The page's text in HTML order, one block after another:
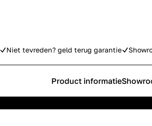
Niet tevreden? geld terug garantie
Product informatie